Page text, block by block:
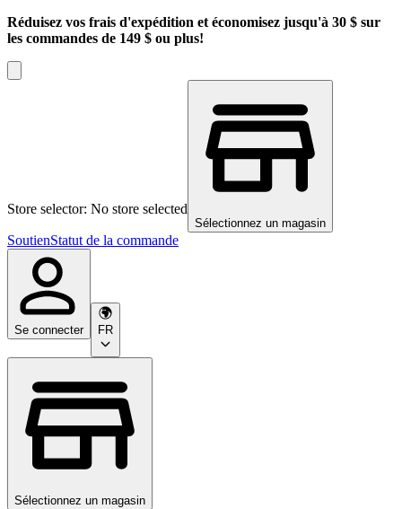
Réduisez vos frais d'expédition et économisez jusqu'à 30 $ sur
les commandes de 149 $ ou plus!
Store selector: No store selected
Sélectionnez un magasin
SoutienStatut de la commande
Se connecter FR
Sélectionnez un magasin